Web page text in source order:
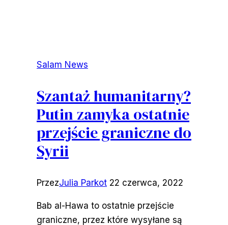
Salam News
Szantaż humanitarny?
Putin zamyka ostatnie
przejście graniczne do
Syrii
PrzezJulia Parkot 22 czerwca, 2022
Bab al-Hawa to ostatnie przejście
graniczne, przez które wysyłane są